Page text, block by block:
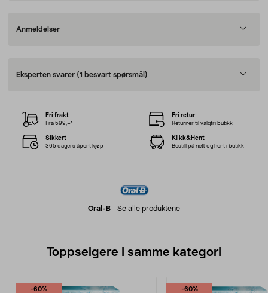
Anmeldelser
Eksperten svarer (1 besvart spørsmål)
Oral-B - Se alle produktene
Fri frakt
Fra 599,–*
Fri retur
Returner til valgfri butikk
Sikkert
365 dagers åpent kjøp
Klikk&Hent
Bestill på nett og hent i butikk
Toppselgere i samme kategori
-60% -60%